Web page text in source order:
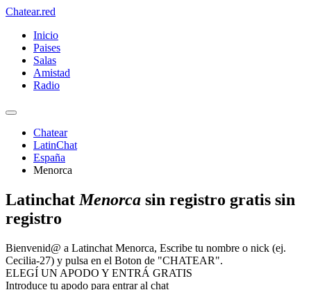
Chatear.red
Inicio
Paises
Salas
Amistad
Radio
Chatear
LatinChat
España
Menorca
Latinchat Menorca sin registro gratis sin
registro
Bienvenid@ a Latinchat Menorca, Escribe tu nombre o nick (ej.
Cecilia-27) y pulsa en el Boton de "CHATEAR".
ELEGÍ UN APODO Y ENTRÁ GRATIS
Introduce tu apodo para entrar al chat